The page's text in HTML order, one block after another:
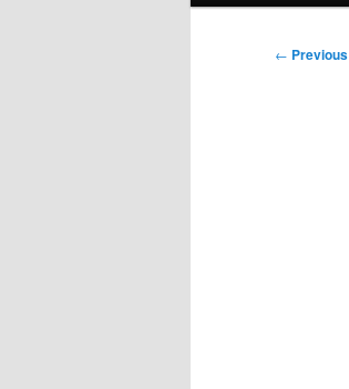
Post
← Previous